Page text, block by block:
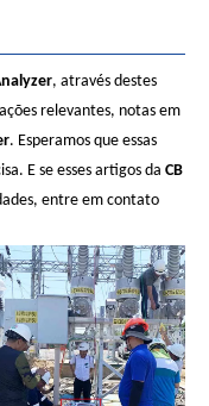
, através destes
relevantes, notas em
. Esperamos que essas
E se esses artigos da CB
entre em contato